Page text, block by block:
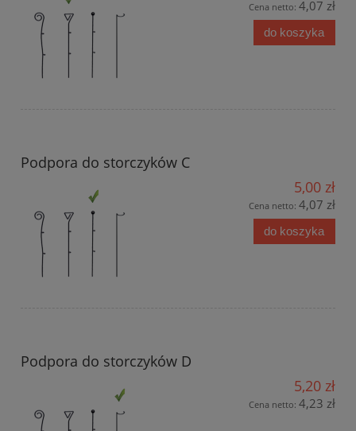
Cena netto: 4,07 zł
do koszyka
Podpora do storczyków C
5,00 zł
Cena netto: 4,07 zł
do koszyka
Podpora do storczyków D
5,20 zł
Cena netto: 4,23 zł